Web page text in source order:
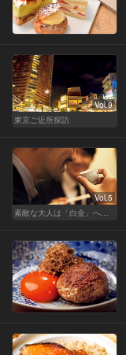
Vol.9
東京ご近所探訪
Vol.5
素敵な大人は「白金」へ後輩を誘う